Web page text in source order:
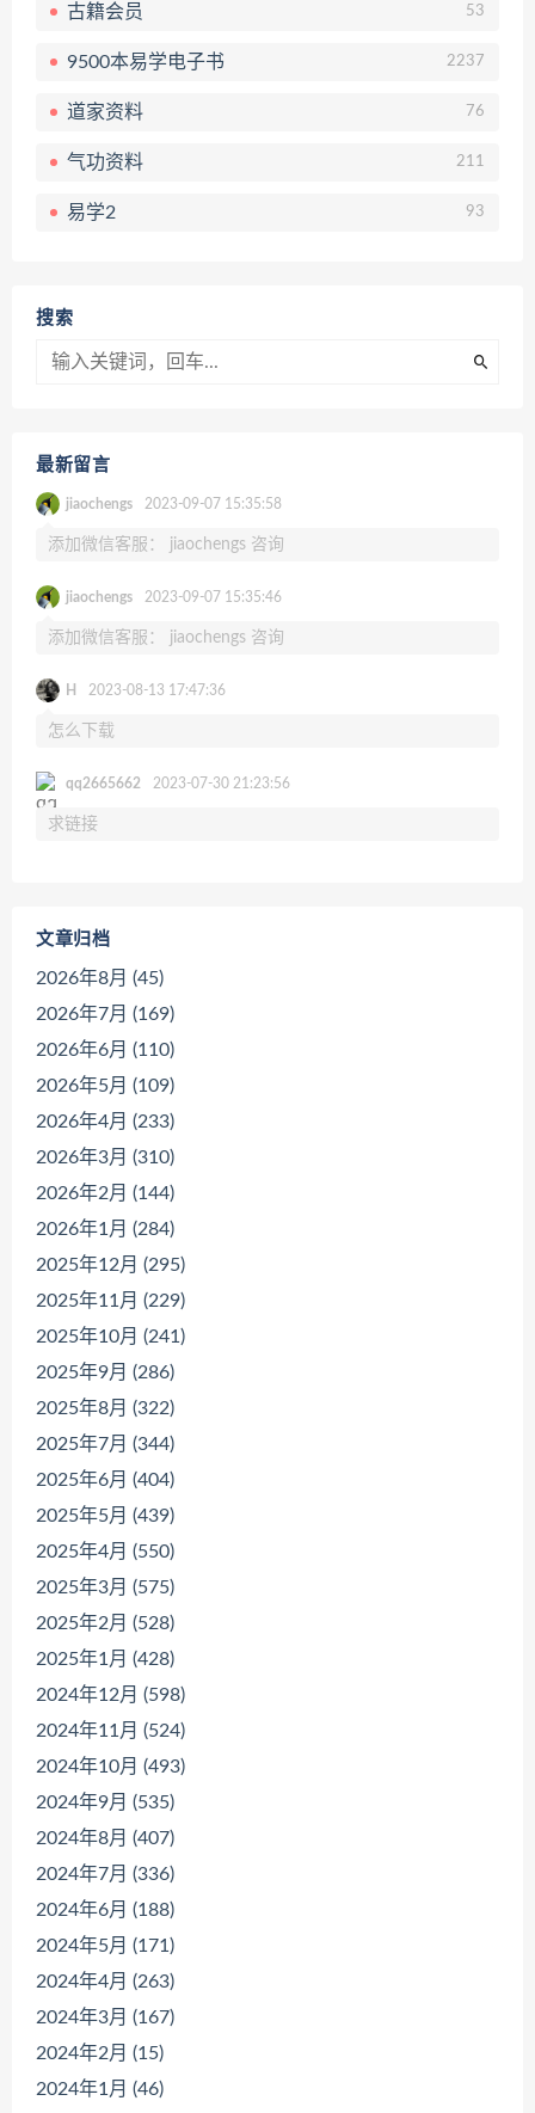
古籍会员 53
9500本易学电子书 2237
道家资料 76
气功资料 211
易学2 93
搜索
最新留言
jiaochengs 2023-09-07 15:35:58
添加微信客服： jiaochengs 咨询
jiaochengs 2023-09-07 15:35:46
添加微信客服： jiaochengs 咨询
H 2023-08-13 17:47:36
怎么下载
qq2665662 2023-07-30 21:23:56
求链接
文章归档
2026年8月 (45)
2026年7月 (169)
2026年6月 (110)
2026年5月 (109)
2026年4月 (233)
2026年3月 (310)
2026年2月 (144)
2026年1月 (284)
2025年12月 (295)
2025年11月 (229)
2025年10月 (241)
2025年9月 (286)
2025年8月 (322)
2025年7月 (344)
2025年6月 (404)
2025年5月 (439)
2025年4月 (550)
2025年3月 (575)
2025年2月 (528)
2025年1月 (428)
2024年12月 (598)
2024年11月 (524)
2024年10月 (493)
2024年9月 (535)
2024年8月 (407)
2024年7月 (336)
2024年6月 (188)
2024年5月 (171)
2024年4月 (263)
2024年3月 (167)
2024年2月 (15)
2024年1月 (46)